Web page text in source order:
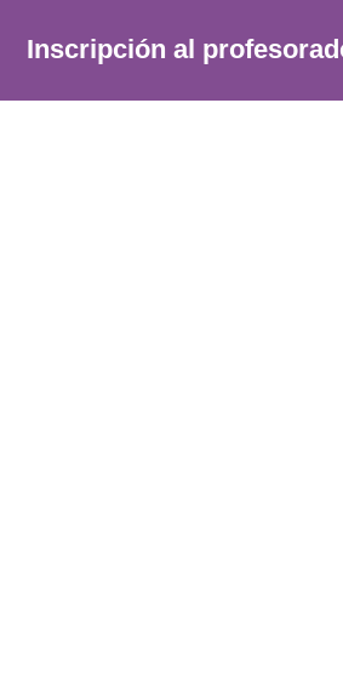
Inscripción al